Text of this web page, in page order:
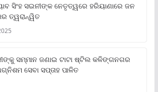
ସିଂହ ସଇନୀଙ୍କ ନେତୃତ୍ୱରେ ହରିୟାଣାରେ ଜନ
ତ୍ୱରାନ୍ୱିତ
ସମ୍ମାନ ଜଣାଇ ଟାଟା ଷ୍ଟିଲ କଳିଙ୍ଗନଗର
ସେବା ସପ୍ତାହ ପାଳିତ